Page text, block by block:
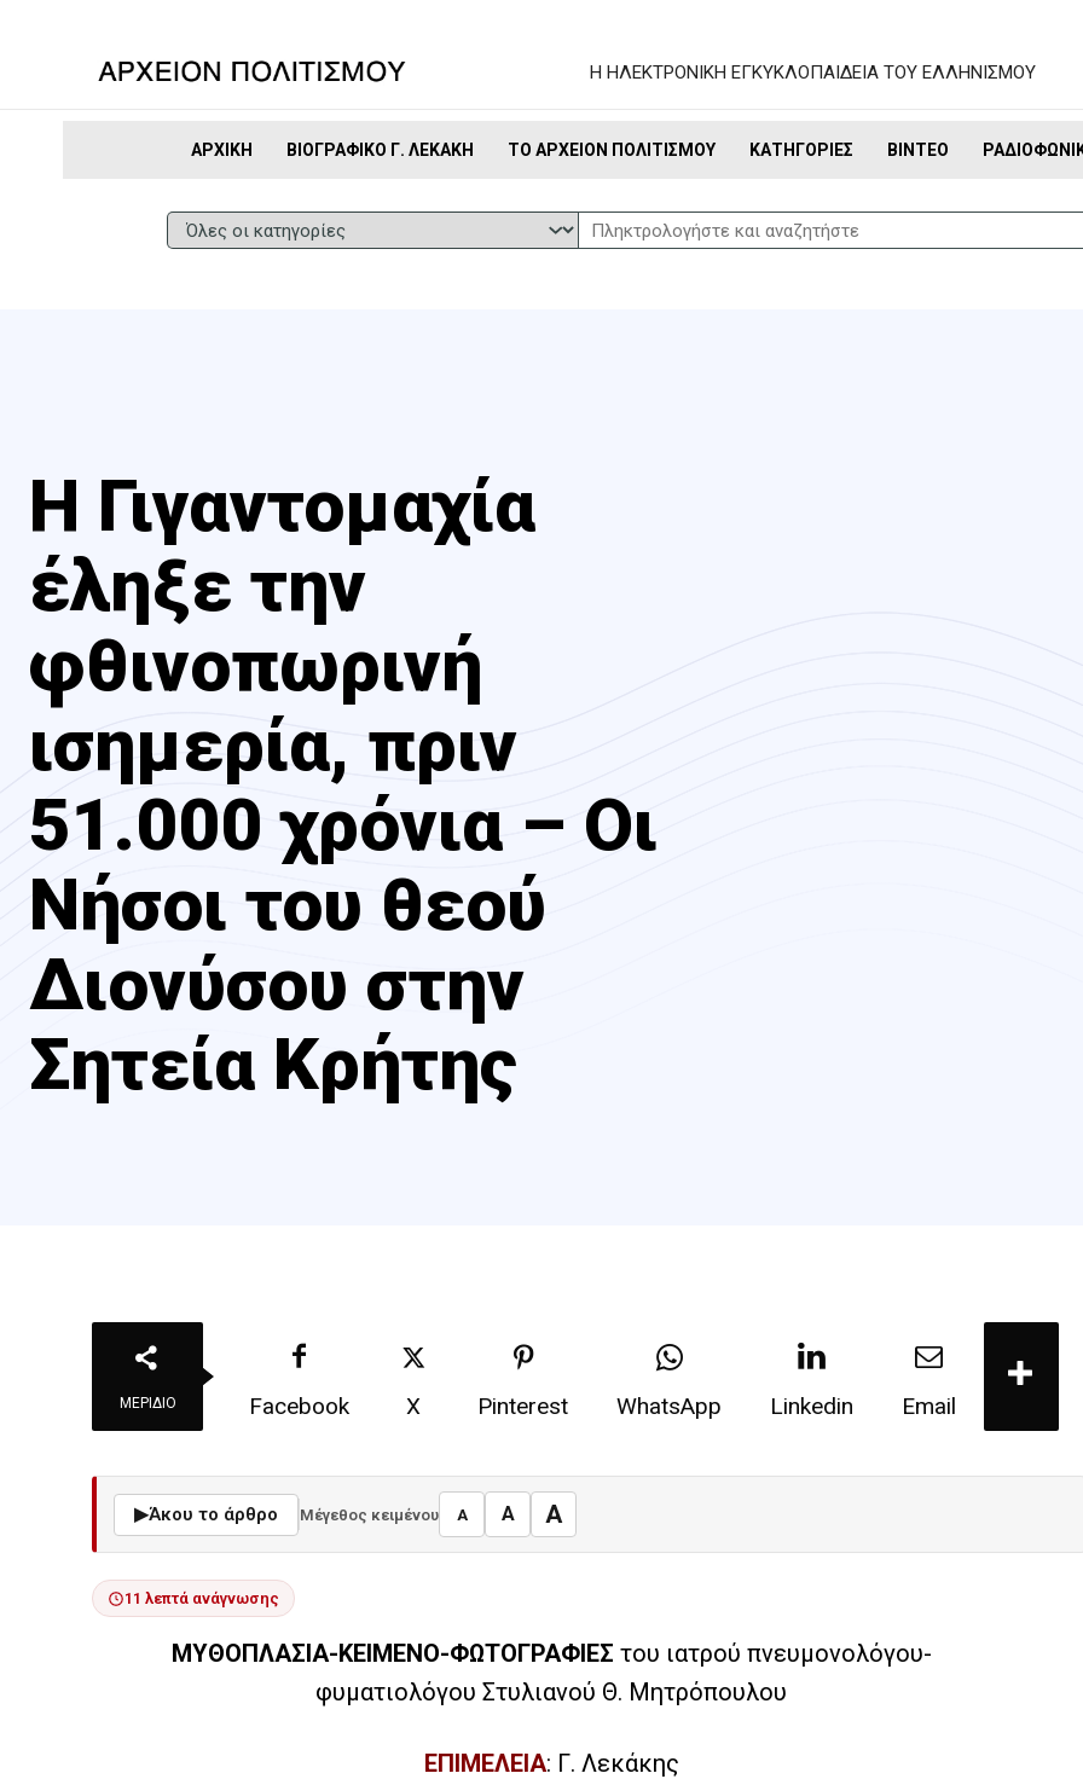
Η ΗΛΕΚΤΡΟΝΙΚΗ ΕΓΚΥΚΛΟΠΑΙΔΕΙΑ ΤΟΥ ΕΛΛΗΝΙΣΜΟΥ
ΑΡΧΙΚΉ ΒΙΟΓΡΑΦΙΚΌ Γ. ΛΕΚΆΚΗ ΤΟ ΑΡΧΕΊΟΝ ΠΟΛΙΤΙΣΜΟΎ ΚΑΤΗΓΟΡΊΕΣ ΒΊΝΤΕΟ
Η Γιγαντομαχία
έληξε την
φθινοπωρινή
ισημερία, πριν
51.000 χρόνια – Οι
Νήσοι του θεού
Διονύσου στην
Σητεία Κρήτης
ΜΕΡΊΔΙΟ Facebook X Pinterest WhatsApp Linkedin Email
▶Άκου το άρθρο Μέγεθος κειμένου A A A
11 λεπτά ανάγνωσης
ΜΥΘΟΠΛΑΣΙΑ-ΚΕΙΜΕΝΟ-ΦΩΤΟΓΡΑΦΙΕΣ του ιατρού πνευμονολόγου-
φυματιολόγου Στυλιανού Θ. Μητρόπουλου
ΕΠΙΜΕΛΕΙΑ: Γ. Λεκάκης